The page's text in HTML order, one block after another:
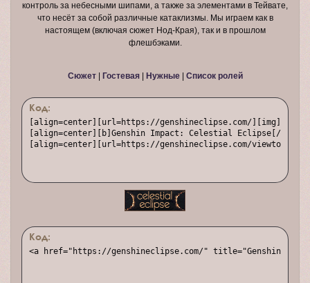
контроль за небесными шипами, а также за элементами в Тейвате,
что несёт за собой различные катаклизмы. Мы играем как в
настоящем (включая сюжет Нод-Края), так и в прошлом
флешбэками.
Сюжет| Гостевая| Нужные| Список ролей
Код:
[align=center][url=https://genshineclipse.com/
[align=center][b]Genshin Impact: Celestial Eclipse[/b] —
[align=center][url=https://genshineclipse.com/
Код:
<a href="https://genshineclipse.com/" title="Genshin